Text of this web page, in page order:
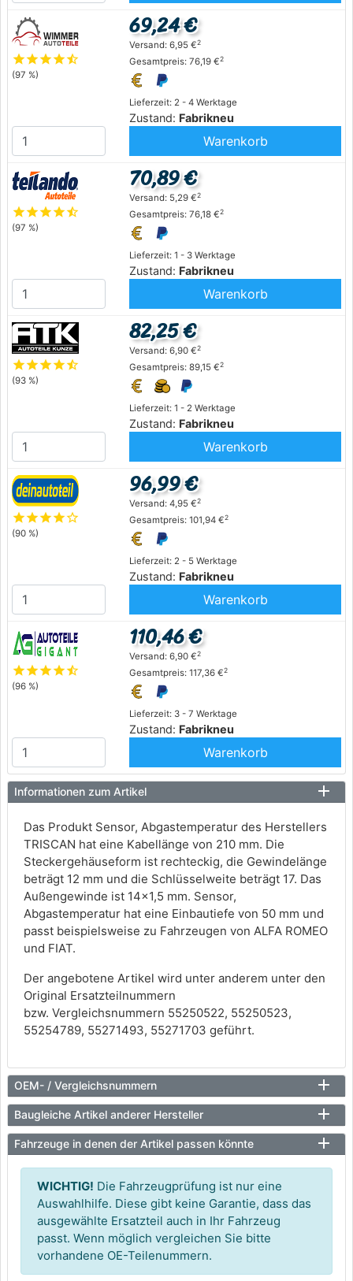
starstarstarstarstar_half
(97 %)
Lieferzeit: 2 - 4 Werktage
Zustand: Fabrikneu
69,24 €
Versand: 6,95 €2
Gesamtpreis: 76,19 €2
Warenkorb
starstarstarstarstar_half
(97 %)
Lieferzeit: 1 - 3 Werktage
Zustand: Fabrikneu
70,89 €
Versand: 5,29 €2
Gesamtpreis: 76,18 €2
Warenkorb
starstarstarstarstar_half
(93 %)
Lieferzeit: 1 - 2 Werktage
Zustand: Fabrikneu
82,25 €
Versand: 6,90 €2
Gesamtpreis: 89,15 €2
Warenkorb
starstarstarstarstar_outline
(90 %)
Lieferzeit: 2 - 5 Werktage
Zustand: Fabrikneu
96,99 €
Versand: 4,95 €2
Gesamtpreis: 101,94 €2
Warenkorb
starstarstarstarstar_half
(96 %)
Lieferzeit: 3 - 7 Werktage
Zustand: Fabrikneu
110,46 €
Versand: 6,90 €2
Gesamtpreis: 117,36 €2
Warenkorb
Informationen zum Artikel
Das Produkt Sensor, Abgastemperatur des Herstellers
TRISCAN hat eine Kabellänge von 210 mm. Die
Steckergehäuseform ist rechteckig, die Gewindelänge
beträgt 12 mm und die Schlüsselweite beträgt 17. Das
Außengewinde ist 14x1,5 mm. Sensor,
Abgastemperatur hat eine Einbautiefe von 50 mm und
passt beispielsweise zu Fahrzeugen von ALFA ROMEO
und FIAT.
Der angebotene Artikel wird unter anderem unter den
Original Ersatzteilnummern
bzw. Vergleichsnummern 55250522, 55250523,
55254789, 55271493, 55271703 geführt.
OEM- / Vergleichsnummern
Baugleiche Artikel anderer Hersteller
Fahrzeuge in denen der Artikel passen könnte
WICHTIG! Die Fahrzeugprüfung ist nur eine
Auswahlhilfe. Diese gibt keine Garantie, dass das
ausgewählte Ersatzteil auch in Ihr Fahrzeug
passt. Wenn möglich vergleichen Sie bitte
vorhandene OE-Teilenummern.